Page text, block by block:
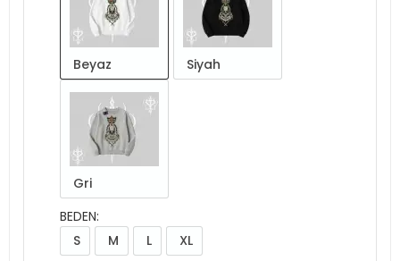
Beyaz Siyah
Gri
BEDEN:
S
M L XL